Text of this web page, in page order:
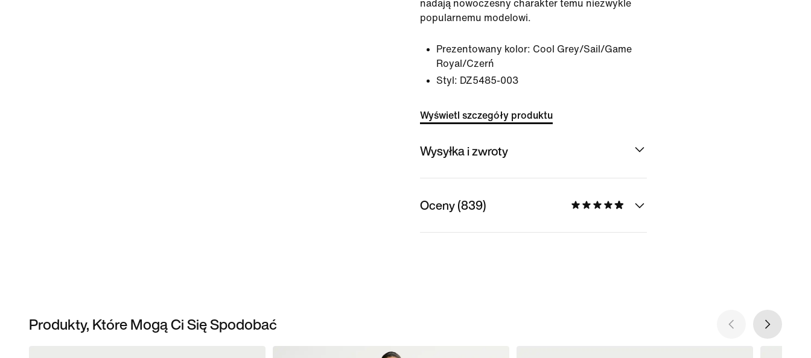
nadają nowoczesny charakter temu niezwykle
popularnemu modelowi.
Prezentowany kolor: Cool Grey/Sail/Game
Royal/Czerń
Styl: DZ5485-003
Wyświetl szczegóły produktu
Wysyłka i zwroty
Oceny (839)
Produkty, Które Mogą Ci Się Spodobać